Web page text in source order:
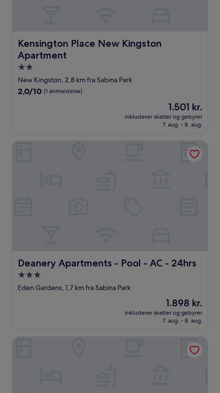
Kensington Place New Kingston
Apartment
Kensington Place New Kingston Apartment
2.0-
stjernet
overnatningssted
New Kingston, 2,8 km fra Sabina Park
2.0
2,0/10 (1 anmeldelse)
Prisen
er
1.501 kr.
1.501 kr.
inkluderer skatter og gebyrer
7. aug. - 8. aug.
Deanery Apartments - Pool - AC - 24hrs
Deanery Apartments - Pool - AC - 24hrs
3.0-
stjernet
Eden Gardens, 1,7 km fra Sabina Park
Prisen
er
1.898 kr.
1.898 kr.
inkluderer skatter og gebyrer
7. aug. - 8. aug.